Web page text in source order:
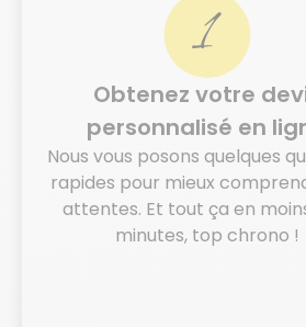
Obtenez votre
personnalisé en
Nous vous posons quelques
rapides pour mieux
attentes. Et tout ça en
minutes, top chrono !